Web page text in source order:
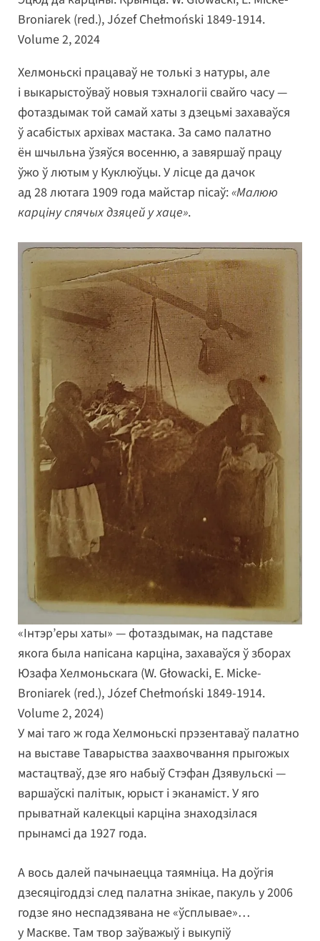
Broniarek (red.), Józef Chełmoński 1849-1914.
Volume 2, 2024
Хелмоньскі працаваў не толькі з натуры, але
і выкарыстоўваў новыя тэхналогіі свайго часу —
фотаздымак той самай хаты з дзецьмі захаваўся
ў асабістых архівах мастака. За само палатно
ён шчыльна ўзяўся восенню, а завяршаў працу
ўжо ў лютым у Куклюўцы. У лісце да дачок
ад 28 лютага 1909 года майстар пісаў:«Малюю
карціну спячых дзяцей у хаце».
«Інтэр’еры хаты» — фотаздымак, на падставе
якога была напісана карціна, захаваўся ў зборах
Юзафа Хелмоньскага (W. Głowacki, E. Micke-
Broniarek (red.), Józef Chełmoński 1849-1914.
Volume 2, 2024)
У маі таго ж года Хелмоньскі прэзентаваў палатно
на выставе Таварыства заахвочвання прыгожых
мастацтваў, дзе яго набыў Стэфан Дзявульскі —
варшаўскі палітык, юрыст і эканаміст. У яго
прыватнай калекцыі карціна знаходзілася
прынамсі да 1927 года.
А вось далей пачынаецца таямніца. На доўгія
дзесяцігоддзі след палатна знікае, пакуль у 2006
годзе яно неспадзявана не «ўсплывае»…
у Маскве. Там твор заўважыў і выкупіў